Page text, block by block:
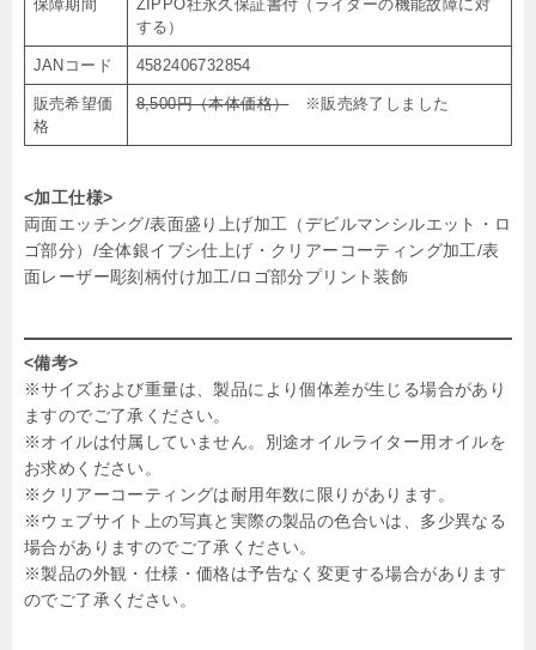
保障期間
ZIPPO社永久保証書付（ライターの機能故障に対
する）
JANコード 4582406732854
販売希望価
格
8,500円（本体価格）※販売終了しました
<加工仕様>
両面エッチング/表面盛り上げ加工（デビルマンシルエット・ロ
ゴ部分）/全体銀イブシ仕上げ・クリアーコーティング加工/表
面レーザー彫刻柄付け加工/ロゴ部分プリント装飾
<備考>
※サイズおよび重量は、製品により個体差が生じる場合があり
ますのでご了承ください。
※オイルは付属していません。別途オイルライター用オイルを
お求めください。
※クリアーコーティングは耐用年数に限りがあります。
※ウェブサイト上の写真と実際の製品の色合いは、多少異なる
場合がありますのでご了承ください。
※製品の外観・仕様・価格は予告なく変更する場合があります
のでご了承ください。